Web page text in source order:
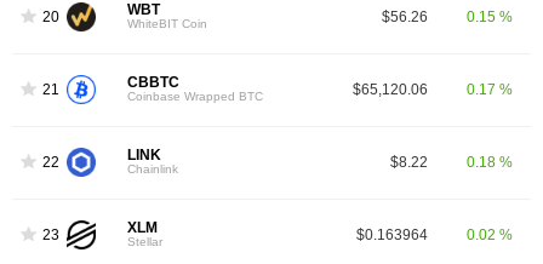
20 WBT
WhiteBIT Coin $56.26 0.15 %
21 CBBTC
Coinbase Wrapped BTC $65,120.06 0.17 %
22 LINK
Chainlink $8.22 0.18 %
23 XLM
Stellar $0.163964 0.02 %